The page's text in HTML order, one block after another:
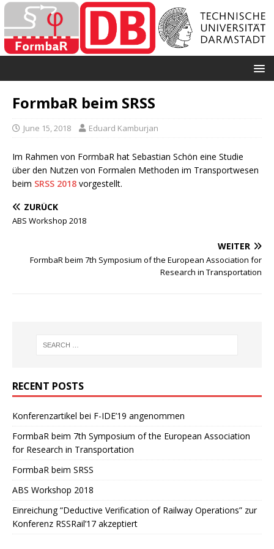
FormbaR beim SRSS
June 15, 2018 Eduard Kamburjan
Im Rahmen von FormbaR hat Sebastian Schön eine Studie
über den Nutzen von Formalen Methoden im Transportwesen
beim SRSS 2018 vorgestellt.
ZURÜCK
ABS Workshop 2018
WEITER
FormbaR beim 7th Symposium of the European Association for
Research in Transportation
RECENT POSTS
Konferenzartikel bei F-IDE’19 angenommen
FormbaR beim 7th Symposium of the European Association
for Research in Transportation
FormbaR beim SRSS
ABS Workshop 2018
Einreichung “Deductive Verification of Railway Operations” zur
Konferenz RSSRail’17 akzeptiert